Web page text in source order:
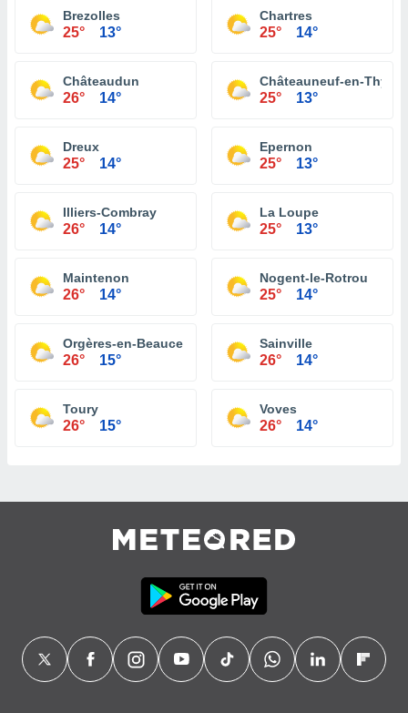
Brezolles
25° 13°
Chartres
25° 14°
Châteaudun
26° 14°
Châteauneuf-en-
25° 13°
Dreux
25° 14°
Epernon
25° 13°
Illiers-Combray
26° 14°
La Loupe
25° 13°
Maintenon
26° 14°
Nogent-le-Rotrou
25° 14°
Orgères-en-Beauce
26° 15°
Sainville
26° 14°
Toury
26° 15°
Voves
26° 14°